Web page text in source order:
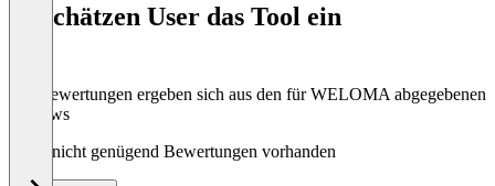
So schätzen User das Tool ein
Die Bewertungen ergeben sich aus den für WELOMA abgegebenen
Reviews
Noch nicht genügend Bewertungen vorhanden